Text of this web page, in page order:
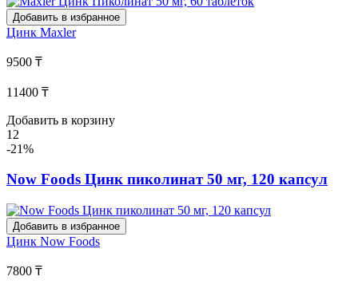
Добавить в избранное
Цинк Maxler
9500 ₸
11400 ₸
Добавить в корзину
12
-21%
Now Foods Цинк пиколинат 50 мг, 120 капсул
Добавить в избранное
Цинк Now Foods
7800 ₸